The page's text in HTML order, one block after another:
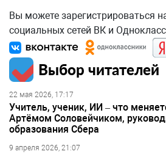
Вы можете зарегистрироваться
социальных сетей ВК и
Выбор читателей
22 мая 2026, 17:17
Учитель, ученик, ИИ – что
Артёмом Соловейчиком,
образования Сбера
9 апреля 2026, 21:07